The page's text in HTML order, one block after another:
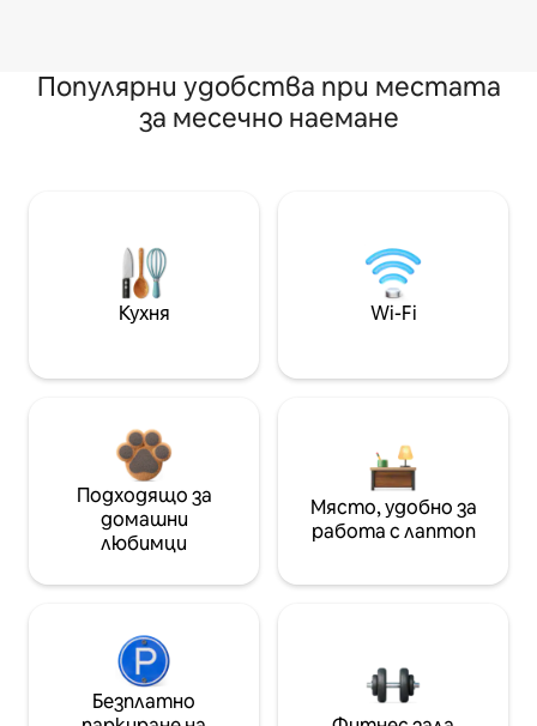
Популярни удобства при местата
за месечно наемане
Кухня Wi-Fi
Подходящо за
домашни
любимци
Място, удобно за
работа с лаптоп
Безплатно